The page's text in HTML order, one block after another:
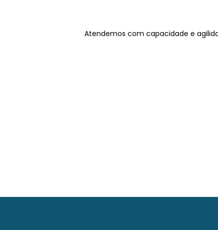
Atendemos com capacidade e